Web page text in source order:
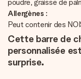
poudre, graisse de
Allergènes :
Peut contenir des
Cette barre de
personnalisée
surprise.